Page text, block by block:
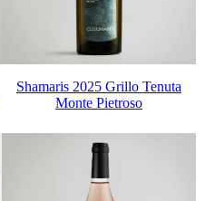
Shamaris 2025 Grillo Tenuta
Monte Pietroso